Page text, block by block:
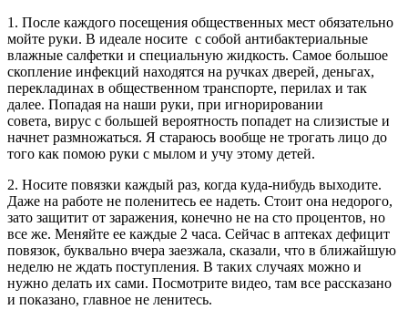
1. После каждого посещения общественных мест обязательно
мойте руки. В идеале носите с собой антибактериальные
влажные салфетки и специальную жидкость. Самое большое
скопление инфекций находятся на ручках дверей, деньгах,
перекладинах в общественном транспорте, перилах и так
далее. Попадая на наши руки, при игнорировании
совета, вирус с большей вероятность попадет на слизистые и
начнет размножаться. Я стараюсь вообще не трогать лицо до
того как помою руки с мылом и учу этому детей.
2. Носите повязки каждый раз, когда куда-нибудь выходите.
Даже на работе не поленитесь ее надеть. Стоит она недорого,
зато защитит от заражения, конечно не на сто процентов, но
все же. Меняйте ее каждые 2 часа. Сейчас в аптеках дефицит
повязок, буквально вчера заезжала, сказали, что в ближайшую
неделю не ждать поступления. В таких случаях можно и
нужно делать их сами. Посмотрите видео, там все рассказано
и показано, главное не ленитесь.